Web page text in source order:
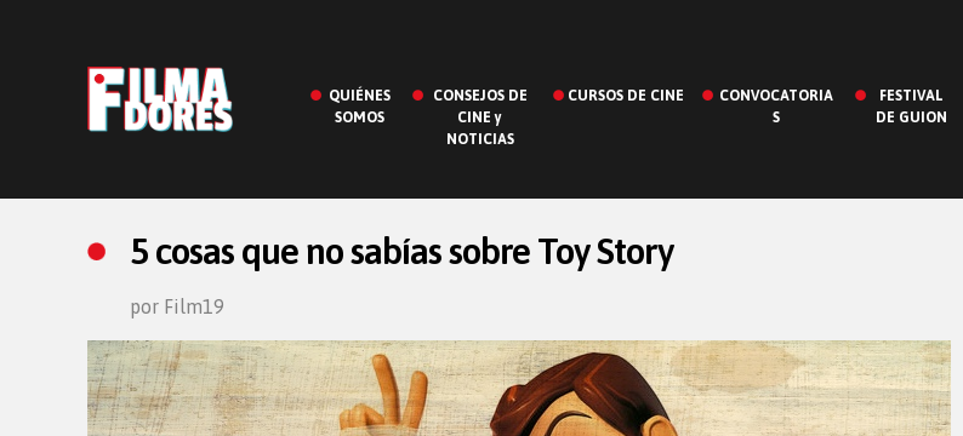
QUIÉNES
SOMOS
CONSEJOS DE
CINE y
NOTICIAS
CURSOS DE CINE
CONVOCATORIA
S
FESTIVAL
DE GUION
5 cosas que no sabías sobre Toy Story
por Film19